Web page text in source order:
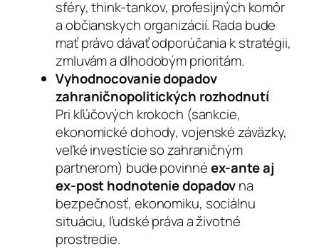
sféry, think-tankov, profesijných komôr
a občianskych organizácií. Rada bude
mať právo dávať odporúčania k stratégii,
zmluvám a dlhodobým prioritám.
Vyhodnocovanie dopadov
zahraničnopolitických rozhodnutí
Pri kľúčových krokoch (sankcie,
ekonomické dohody, vojenské záväzky,
veľké investície so zahraničným
partnerom) bude povinnéex-ante aj
ex-post hodnotenie dopadovna
bezpečnosť, ekonomiku, sociálnu
situáciu, ľudské práva a životné
prostredie.